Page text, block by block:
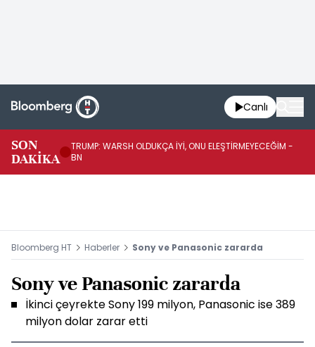
Canlı
SON
DAKİKA
TRUMP: WARSH OLDUKÇA İYİ, ONU ELEŞTİRMEYECEĞİM -
BN
Bloomberg HT Haberler Sony ve Panasonic zararda
Sony ve Panasonic zararda
İkinci çeyrekte Sony 199 milyon, Panasonic ise 389
milyon dolar zarar etti